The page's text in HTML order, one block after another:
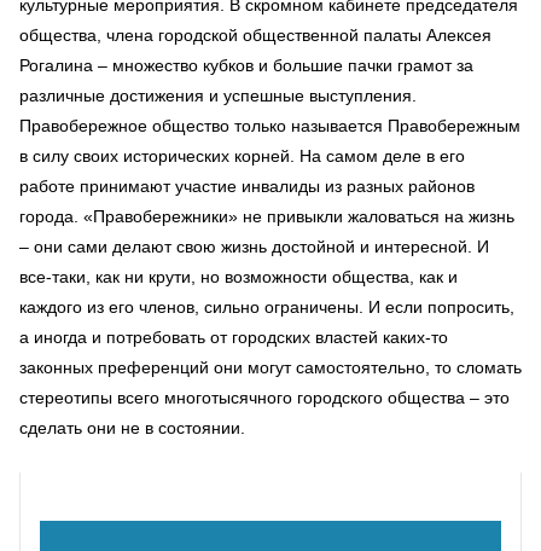
культурные мероприятия. В скромном кабинете председателя
общества, члена городской общественной палаты Алексея
Рогалина – множество кубков и большие пачки грамот за
различные достижения и успешные выступления.
Правобережное общество только называется Правобережным
в силу своих исторических корней. На самом деле в его
работе принимают участие инвалиды из разных районов
города. «Правобережники» не привыкли жаловаться на жизнь
– они сами делают свою жизнь достойной и интересной. И
все-таки, как ни крути, но возможности общества, как и
каждого из его членов, сильно ограничены. И если попросить,
а иногда и потребовать от городских властей каких-то
законных преференций они могут самостоятельно, то сломать
стереотипы всего многотысячного городского общества – это
сделать они не в состоянии.